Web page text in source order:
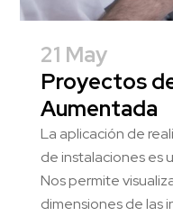
21 May
Proyectos
Aumentada
La aplicación de
de instalaciones es
Nos permite
dimensiones de las